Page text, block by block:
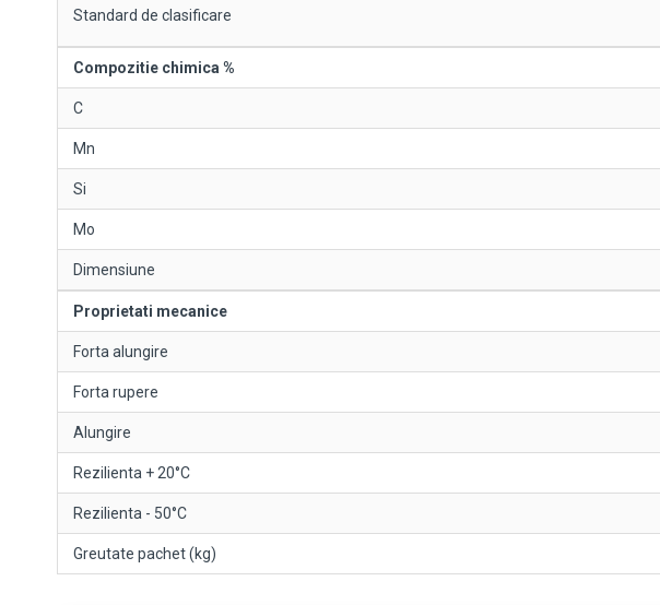
Standard de clasificare
Compozitie chimica %
C
Mn
Si
Mo
Dimensiune
Proprietati mecanice
Forta alungire
Forta rupere
Alungire
Rezilienta + 20°C
Rezilienta - 50°C
Greutate pachet (kg)